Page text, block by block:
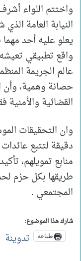
واختتم اللواء
النيابة العامة
يعلو عليه أحد
واقع تطبيقي
عالم الجريمة
حصانة وهمية، وأن
القضائية
وان التحقيقات
دقيقة لتتبع
منابع تمويلهم،
طريقها بكل حزم
المجتمعي .
شارك هذا الموضوع:
طباعة تدوينة